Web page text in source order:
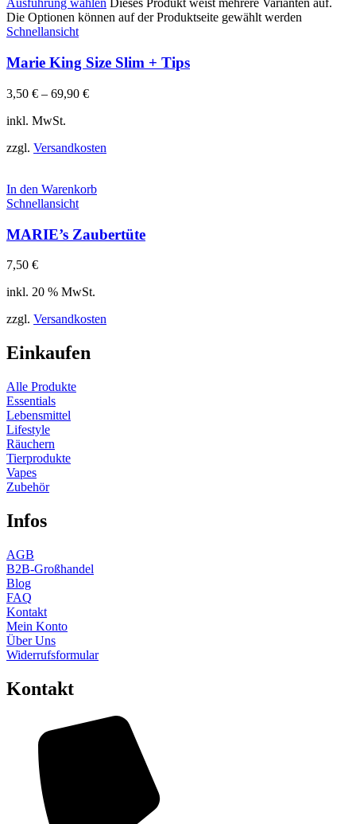
Ausführung wählen Dieses Produkt weist mehrere Varianten auf.
Die Optionen können auf der Produktseite gewählt werden
Schnellansicht
Marie King Size Slim + Tips
3,50 € – 69,90 €
inkl. MwSt.
zzgl. Versandkosten
In den Warenkorb
Schnellansicht
MARIE’s Zaubertüte
7,50 €
inkl. 20 % MwSt.
zzgl. Versandkosten
Einkaufen
Alle Produkte
Essentials
Lebensmittel
Lifestyle
Räuchern
Tierprodukte
Vapes
Zubehör
Infos
AGB
B2B-Großhandel
Blog
FAQ
Kontakt
Mein Konto
Über Uns
Widerrufsformular
Kontakt